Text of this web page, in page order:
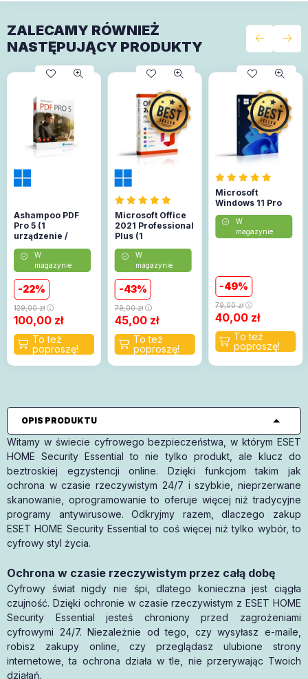
ZALECAMY RÓWNIEŻ
NASTĘPUJĄCY PRODUKTY
Ashampoo PDF
Pro 5 (1
urządzenie /
W
magazynie
22
129,00zł
100,00 zł
Microsoft Office
2021 Professional
Plus (1
(Aktywacja
online)
W
magazynie
43
79,00zł
45,00zł
Microsoft
Windows 11 Pro
W
magazynie
49
79,00zł
40,00 zł
OPIS PRODUKTU
Witamy w świecie cyfrowego bezpieczeństwa, w którym ESET
HOME Security Essential to nie tylko produkt, ale klucz do
beztroskiej egzystencji online. Dzięki funkcjom takim jak
ochrona w czasie rzeczywistym 24/7 i szybkie, nieprzerwane
skanowanie, oprogramowanie to oferuje więcej niż tradycyjne
programy antywirusowe. Odkryjmy razem, dlaczego zakup
ESET HOME Security Essential to coś więcej niż tylko wybór, to
cyfrowy styl życia.
Ochrona w czasie rzeczywistym przez całą dobę
Cyfrowy świat nigdy nie śpi, dlatego konieczna jest ciągła
czujność. Dzięki ochronie w czasie rzeczywistym z ESET HOME
Security Essential jesteś chroniony przed zagrożeniami
cyfrowymi 24/7. Niezależnie od tego, czy wysyłasz e-maile,
robisz zakupy online, czy przeglądasz ulubione strony
internetowe, ta ochrona działa w tle, nie przerywając Twoich
działań.